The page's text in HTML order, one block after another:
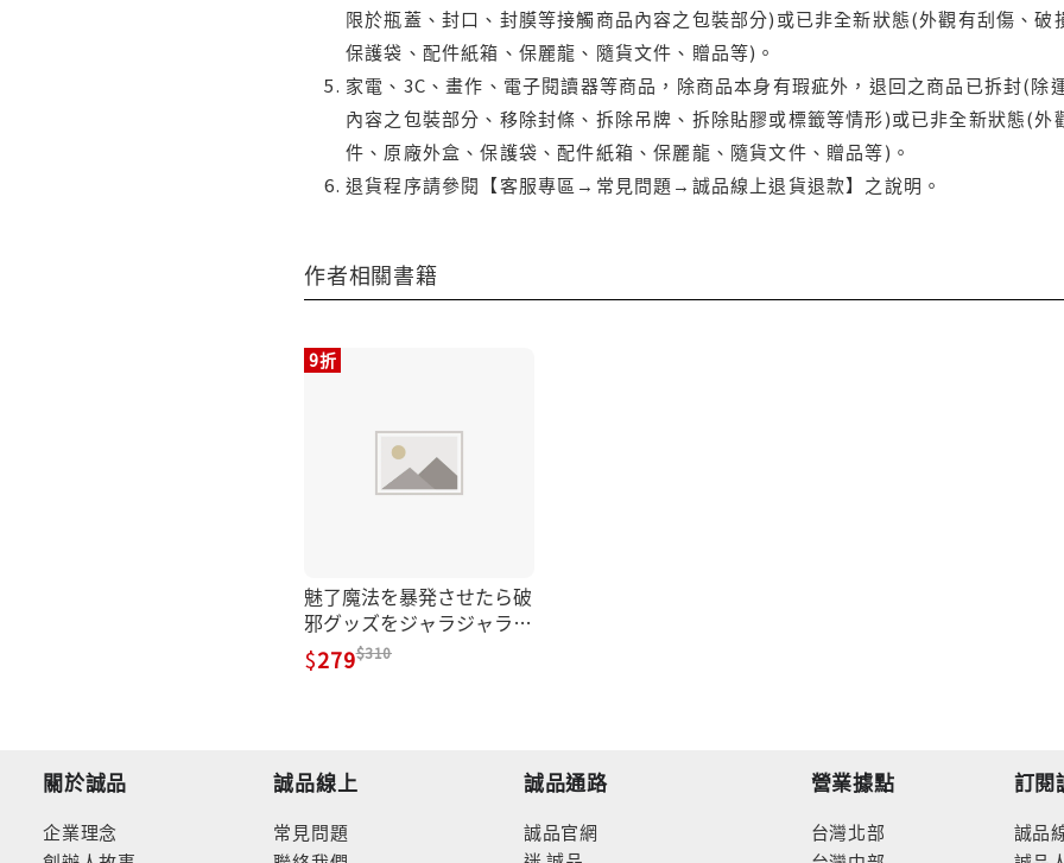
限於瓶蓋、封口、封膜等接觸商品內容之包裝部分)或已非全新狀態(外觀有刮傷、
保護袋、配件紙箱、保麗龍、隨貨文件、贈品等)。
家電、3C、畫作、電子閱讀器等商品，除商品本身有瑕疵外，退回之商品已拆封(
內容之包裝部分、移除封條、拆除吊牌、拆除貼膠或標籤等情形)或已非全新狀態(
件、原廠外盒、保護袋、配件紙箱、保麗龍、隨貨文件、贈品等)。
退貨程序請參閱【客服專區→常見問題→誠品線上退貨退款】之說明。
作者相關書籍
9折
魅了魔法を暴発させたら破
邪グッズをジャラジャラさ
せた王太子に救われました
2 FLOS COMIC
279 310
關於誠品
企業理念
誠品線上
常見問題
誠品通路
誠品官網
營業據點
台灣北部
訂閱
誠品